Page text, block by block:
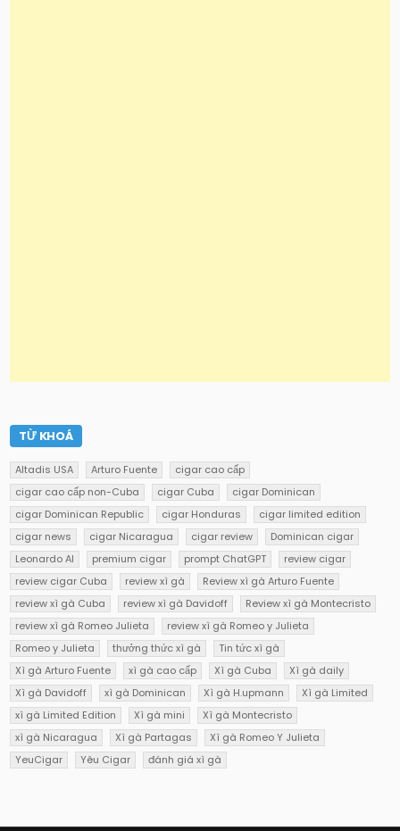
TỪ KHOÁ
Altadis USA Arturo Fuente
cigar cao cấp
cigar cao cấp non-Cuba
cigar Cuba
cigar Dominican
cigar Dominican Republic
cigar Honduras
cigar limited edition
cigar news
cigar Nicaragua cigar review
Dominican cigar
Leonardo AI
premium cigar prompt ChatGPT
review cigar
review cigar Cuba
review xì gà
Review xì gà Arturo Fuente
review xì gà Cuba
review xì gà Davidoff
Review xì gà Montecristo
review xì gà Romeo Julieta
review xì gà Romeo y Julieta
Romeo y Julieta
thưởng thức xì gà
Tin tức xì gà
Xì gà Arturo Fuente
xì gà cao cấp Xì gà Cuba
Xì gà daily
Xì gà Davidoff
xì gà Dominican Xì gà H.upmann
Xì gà Limited
xì gà Limited Edition
Xì gà mini
Xì gà Montecristo
xì gà Nicaragua
Xì gà Partagas
Xì gà Romeo Y Julieta
YeuCigar
Yêu Cigar đánh giá xì gà